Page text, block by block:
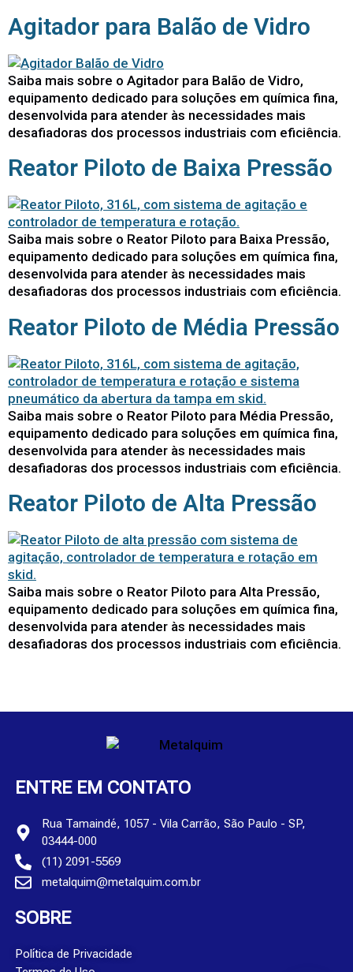
Agitador para Balão de Vidro
Saiba mais sobre o Agitador para Balão de Vidro,
equipamento dedicado para soluções em química fina,
desenvolvida para atender às necessidades mais
desafiadoras dos processos industriais com eficiência.
Reator Piloto de Baixa Pressão
Saiba mais sobre o Reator Piloto para Baixa Pressão,
equipamento dedicado para soluções em química fina,
desenvolvida para atender às necessidades mais
desafiadoras dos processos industriais com eficiência.
Reator Piloto de Média Pressão
Saiba mais sobre o Reator Piloto para Média Pressão,
equipamento dedicado para soluções em química fina,
desenvolvida para atender às necessidades mais
desafiadoras dos processos industriais com eficiência.
Reator Piloto de Alta Pressão
Saiba mais sobre o Reator Piloto para Alta Pressão,
equipamento dedicado para soluções em química fina,
desenvolvida para atender às necessidades mais
desafiadoras dos processos industriais com eficiência.
ENTRE EM CONTATO
Rua Tamaindé, 1057 - Vila Carrão, São Paulo - SP,
03444-000
(11) 2091-5569
metalquim@metalquim.com.br
SOBRE
Política de Privacidade